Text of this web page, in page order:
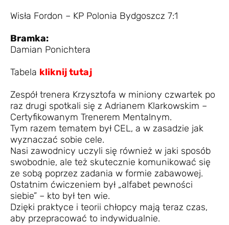
Wisła Fordon – KP Polonia Bydgoszcz 7:1
Bramka:
Damian Ponichtera
Tabela kliknij tutaj
Zespół trenera Krzysztofa w miniony czwartek po
raz drugi spotkali się z Adrianem Klarkowskim –
Certyfikowanym Trenerem Mentalnym.
Tym razem tematem był CEL, a w zasadzie jak
wyznaczać sobie cele.
Nasi zawodnicy uczyli się również w jaki sposób
swobodnie, ale też skutecznie komunikować się
ze sobą poprzez zadania w formie zabawowej.
Ostatnim ćwiczeniem był „alfabet pewności
siebie” – kto był ten wie.
Dzięki praktyce i teorii chłopcy mają teraz czas,
aby przepracować to indywidualnie.